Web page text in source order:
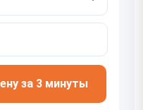
за 3 минуты